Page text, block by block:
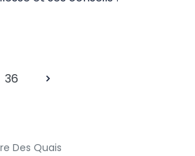
36
Des Quais